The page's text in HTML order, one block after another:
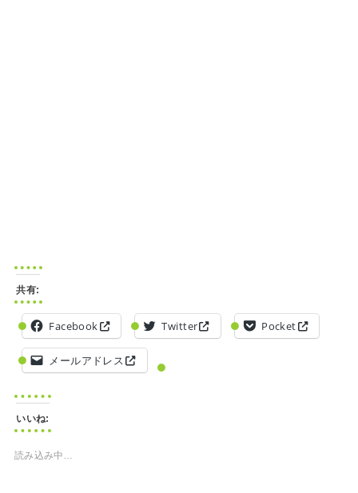
共有:
Facebook Twitter Pocket
メールアドレス
いいね:
読み込み中…